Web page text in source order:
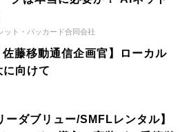
ット・パッカード合同会社
佐藤移動通信企画官】ローカル
向けて
ーダブリュー/SMFLレンタル】